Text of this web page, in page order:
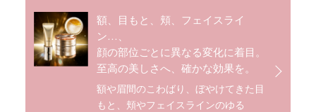
額、目もと、頬、フェイスライ
ン…、
顔の部位ごとに異なる変化に着目。
至高の美しさへ、確かな効果を。
額や眉間のこわばり、ぼやけてきた目
もと、頬やフェイスラインのゆる